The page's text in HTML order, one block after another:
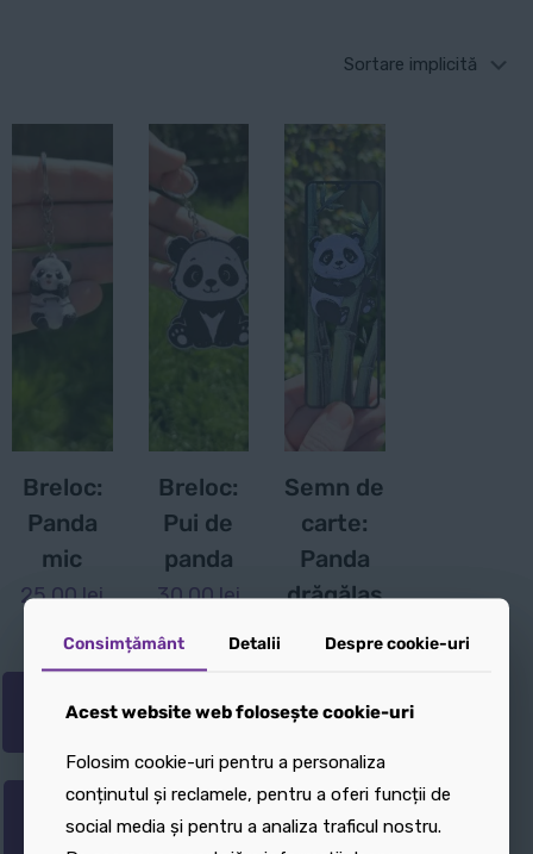
Breloc:
Panda
mic
25,00lei
Adaugă
în coș
în coș
Breloc:
Pui de
panda
30,00lei
Adaugă
în coș
în coș
Semn de
carte:
Panda
drăgălaș
25,00
Adaugă
în coș
în coș
Consimțământ Detalii Despre cookie-uri
Acest website web folosește cookie-uri
Folosim cookie-uri pentru a personaliza
conținutul și reclamele, pentru a oferi funcții de
social media și pentru a analiza traficul nostru.
Consimțământ Detalii Despre cookie-uri
Acest website web folosește cookie-uri
Folosim cookie-uri pentru a personaliza
conținutul și reclamele, pentru a oferi funcții de
social media și pentru a analiza traficul nostru.